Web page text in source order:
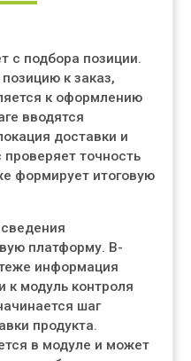
с подбора позиции.
к заказ,
к оформлению
вводятся
доставки и
точность
формирует итоговую
платформу. В-
информация
к модуль контроля
шаг
продукта.
в модуле и может